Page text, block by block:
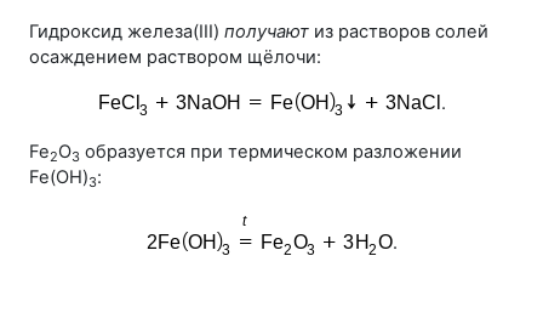
Гидроксид железа(III) получают из растворов солей
осаждением раствором щёлочи:
.
Fe2О3 образуется при термическом разложении
Fe(OH)3:
.